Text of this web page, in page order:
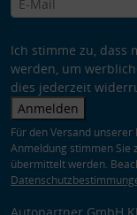
Ich stimme zu, dass
werden, um
dies jederzeit
Anmelden
Für den Versand
Anmeldung stimmen Sie
übermittelt werden.